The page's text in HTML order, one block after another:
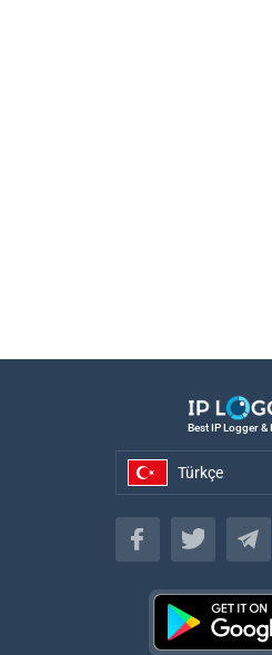
Best IP Logger &
Türkçe
Türkçe